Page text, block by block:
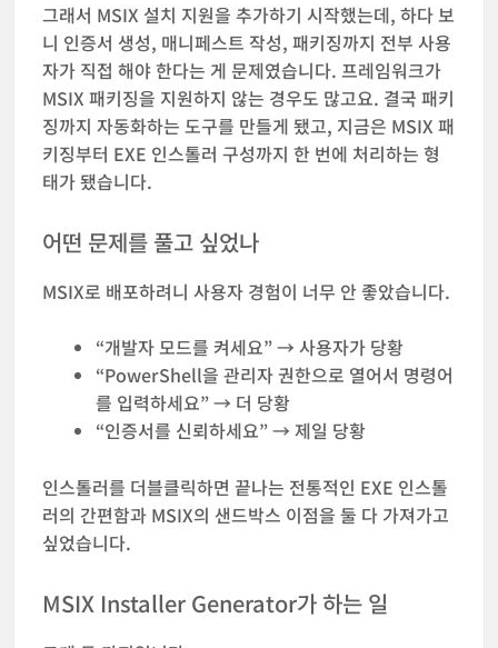
그래서 MSIX 설치 지원을 추가하기 시작했는데, 하다 보
니 인증서 생성, 매니페스트 작성, 패키징까지 전부 사용
자가 직접 해야 한다는 게 문제였습니다. 프레임워크가
MSIX 패키징을 지원하지 않는 경우도 많고요. 결국 패키
징까지 자동화하는 도구를 만들게 됐고, 지금은 MSIX 패
키징부터 EXE 인스톨러 구성까지 한 번에 처리하는 형
태가 됐습니다.
어떤 문제를 풀고 싶었나
MSIX로 배포하려니 사용자 경험이 너무 안 좋았습니다.
“개발자 모드를 켜세요” → 사용자가 당황
“PowerShell을 관리자 권한으로 열어서 명령어
를 입력하세요” → 더 당황
“인증서를 신뢰하세요” → 제일 당황
인스톨러를 더블클릭하면 끝나는 전통적인 EXE 인스톨
러의 간편함과 MSIX의 샌드박스 이점을 둘 다 가져가고
싶었습니다.
MSIX Installer Generator가 하는 일